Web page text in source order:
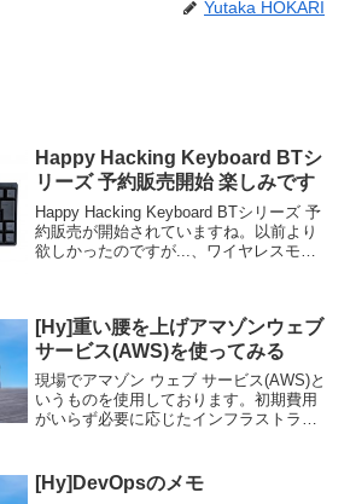
Yutaka HOKARI
Happy Hacking Keyboard BTシ
リーズ 予約販売開始 楽しみです
Happy Hacking Keyboard BTシリーズ 予
約販売が開始されていますね。以前より
欲しかったのですが...、ワイヤレスモデ
[Hy]重い腰を上げアマゾンウェブ
サービス(AWS)を使ってみる
現場でアマゾン ウェブ サービス(AWS)と
いうものを使用しております。初期費用
がいらず必要に応じたインフラストラク
在の現場にジョインするまで利用するこ
とはありません...
[Hy]DevOpsのメモ